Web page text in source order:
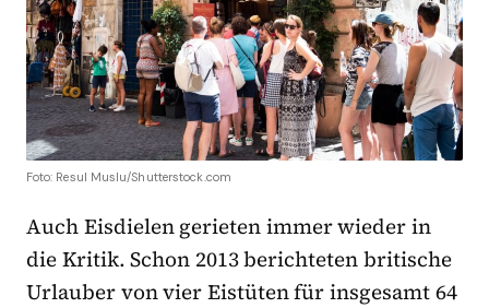
Foto: Resul Muslu/Shutterstock.com
Auch Eisdielen gerieten immer wieder in
die Kritik. Schon 2013 berichteten britische
Urlauber von vier Eistüten für insgesamt 64